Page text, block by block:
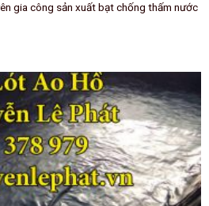
gia công sản xuất bạt chống thấm nước